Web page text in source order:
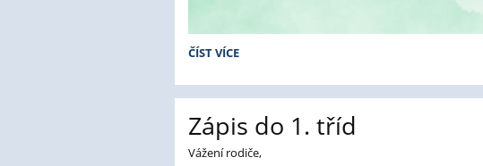
WELLBEING
ŠKOLE:
ČÍST VÍCE
Zápis do 1. tříd
Vážení rodiče,